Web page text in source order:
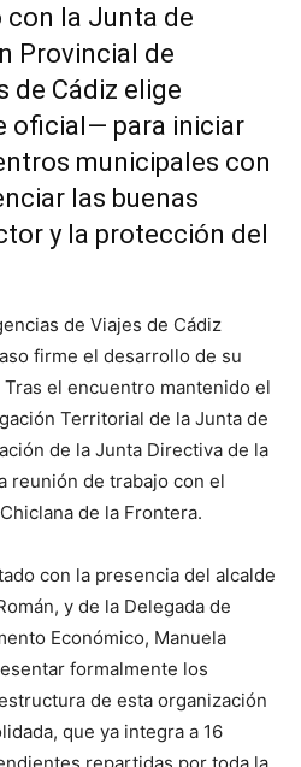
con la Junta de
Provincial de
de Cádiz elige
oficial— para iniciar
municipales con
las buenas
y la protección del
de Viajes de Cádiz
firme el desarrollo de su
el encuentro mantenido el
Territorial de la Junta de
de la Junta Directiva de la
reunión de trabajo con el
de la Frontera.
con la presencia del alcalde
y de la Delegada de
Económico, Manuela
formalmente los
de esta organización
que ya integra a 16
repartidas por toda la